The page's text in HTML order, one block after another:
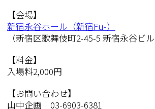
【会場】
新宿永谷ホール（新宿Fu-）
（新宿区歌舞伎町2-45-5 新宿永谷ビル
【料金】
入場料2,000円
【お問い合わせ】
山中企画 03-6903-6381